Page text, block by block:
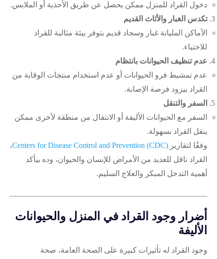
دخول القراد للمنزل ممكن يحصل عن طريق الأحذية أو الملابس.
تكدس الغبار والأثاث القديم
الأماكن المليانة غبار وسجاد قديم بتوفر بيئة مثالية للقراد
للاختباء.
عدم تنظيف الحيوانات بانتظام
عدم تمشيط فرو الحيوانات أو عدم استخدام منتجات الوقاية من
القراد بيزود فرصة الإصابة.
السفر والتنقل
السفر مع الحيوانات الأليفة أو الانتقال من منطقة لأخرى ممكن
ينقل القراد بسهولة.
وفقًا لتقارير Centers for Disease Control and Prevention (CDC)،
القراد ناقل للعديد من الأمراض للإنسان والحيوان، وده بيأكد
أهمية التدخل المبكر والعلاج السليم.
أضرار وجود القراد في المنزل والحيوانات
الأليفة
وجود القراد له تأثيرات كبيرة على الصحة العامة، صحة